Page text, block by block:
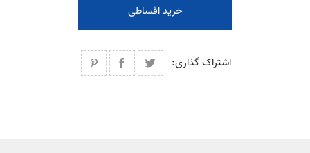
خرید اقساطی
اشتراک گذاری: